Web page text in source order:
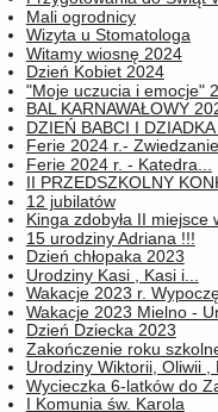
Mali ogrodnicy
Wizyta u Stomatologa
Witamy wiosnę 2024
Dzień Kobiet 2024
"Moje uczucia i emocje"
BAL KARNAWAŁOWY
DZIEŃ BABCI I
Ferie 2024 r.- Zwiedzanie
Ferie 2024 r. - Katedra...
II PRZEDSZKOLNY
12 jubilatów
Kinga zdobyła II miejsce
15 urodziny Adriana !!!
Dzień chłopaka 2023
Urodziny Kasi , Kasi i...
Wakacje 2023 r.
Wakacje 2023 Mielno -
Dzień Dziecka 2023
Zakończenie roku
Urodziny Wiktorii, Oliwii ,
Wycieczka 6-latków do
I Komunia św. Karola